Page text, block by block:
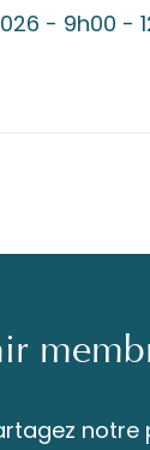
- 9h00 -
notre